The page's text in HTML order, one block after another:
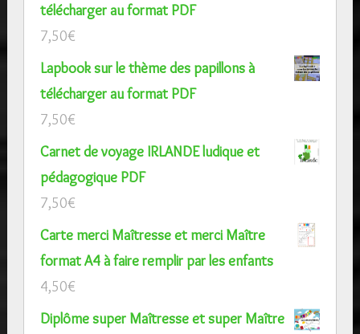
télécharger au format PDF
7,50€
Lapbook sur le thème des papillons à
télécharger au format PDF
7,50€
Carnet de voyage IRLANDE ludique et
pédagogique PDF
7,50€
Carte merci Maîtresse et merci Maître
format A4 à faire remplir par les enfants
4,50€
Diplôme super Maîtresse et super Maître